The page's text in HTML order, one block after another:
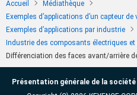
Accueil
Médiathèque
Exemples d’applications d’un capteur de
Exemples d’applications par industrie
Industrie des composants électriques et
Différenciation des faces avant/arrière
Présentation générale de la société